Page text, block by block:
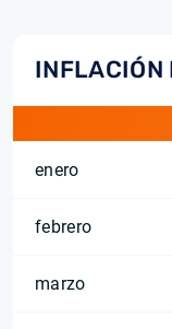
INFLACIÓN
enero
febrero
marzo